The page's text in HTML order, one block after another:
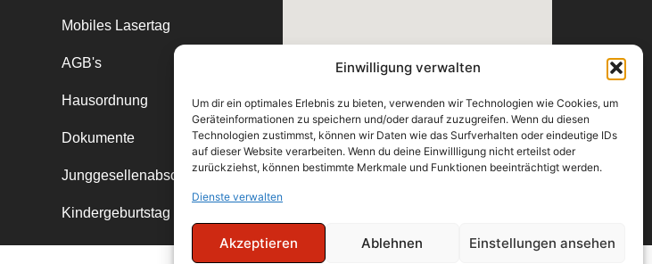
Einwilligung verwalten
Um dir ein optimales Erlebnis zu bieten, verwenden wir Technologien wie Cookies, um
Geräteinformationen zu speichern und/oder darauf zuzugreifen. Wenn du diesen
Technologien zustimmst, können wir Daten wie das Surfverhalten oder eindeutige IDs
auf dieser Website verarbeiten. Wenn du deine Einwillligung nicht erteilst oder
zurückziehst, können bestimmte Merkmale und Funktionen beeinträchtigt werden.
Dienste verwalten
Akzeptieren Ablehnen Einstellungen ansehen
Mobiles Lasertag
AGB's
Hausordnung
Dokumente
Junggesellenabschied
Kindergeburtstag